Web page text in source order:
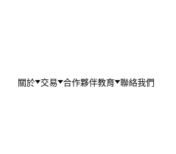
關於 交易 合作夥伴教育 聯絡我們